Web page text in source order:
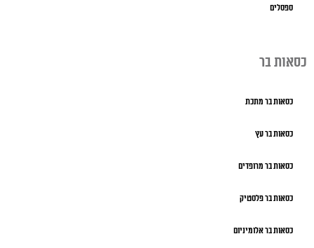
ספסלים
כסאות בר
כסאות בר מתכת
כסאות בר עץ
כסאות בר מרופדים
כסאות בר פלסטיק
כסאות בר אלומיניום